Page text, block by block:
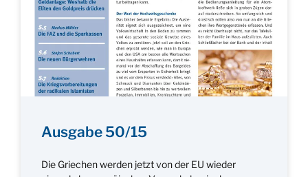
Ausgabe 50/15
Die Griechen werden jetzt von der EU wieder